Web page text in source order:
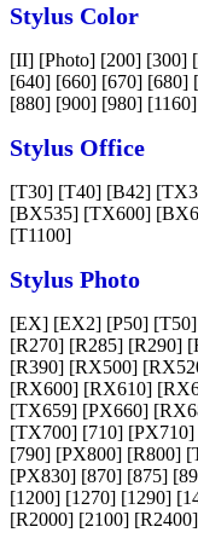
Stylus Color
[II] [Photo] [200] [300]
[640] [660] [670] [680]
[880] [900] [980]
Stylus Office
[T30] [T40] [B42]
[BX535] [TX600]
[T1100]
Stylus Photo
[EX] [EX2] [P50]
[R270] [R285] [R290]
[R390] [RX500]
[RX600] [RX610]
[TX659] [PX660]
[TX700] [710]
[790] [PX800] [R800]
[PX830] [870] [875]
[1200] [1270] [1290]
[R2000] [2100]